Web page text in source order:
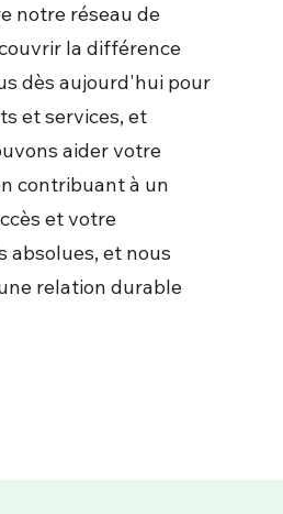
notre réseau de
la différence
dès aujourd'hui pour
et services, et
aider votre
contribuant à un
et votre
absolues, et nous
relation durable